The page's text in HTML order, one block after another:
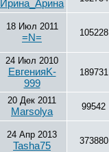
Ирина_Арина
18 Июл 2011
=N= 105228
24 Июл 2010
ЕвгенияK-
999
189731
20 Дек 2011
Marsolya 99542
24 Апр 2013
Tasha75 373880